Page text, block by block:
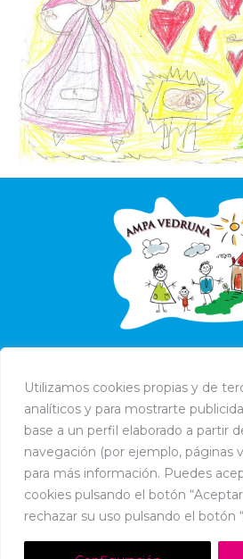
Utilizamos cookies propias y de
analíticos y para mostrarte
base a un perfil elaborado a partir
navegación (por ejemplo, páginas
para más información. Puedes
cookies pulsando el botón
rechazar su uso pulsando el botón